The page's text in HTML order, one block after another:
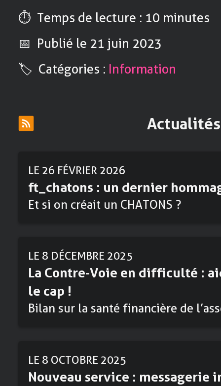
⏱️ Temps de lecture : 10 minutes
📅 Publié le 21 juin 2023
🏷️ Catégories : Information
Actualités
LE 26 FÉVRIER 2026
ft_chatons : un dernier
Et si on créait un CHATONS ?
LE 8 DÉCEMBRE 2025
La Contre-Voie en difficulté :
le cap !
Bilan sur la santé financière de
LE 8 OCTOBRE 2025
Nouveau service : messagerie